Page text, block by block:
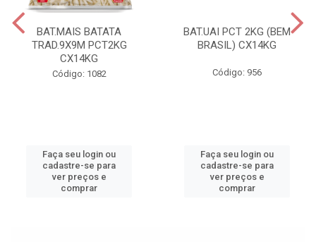
BAT.MAIS BATATA
TRAD.9X9M PCT2KG
CX14KG
Código: 1082
Faça seu login ou
cadastre-se para
ver preços e
comprar
BAT.UAI PCT 2KG (BEM
BRASIL) CX14KG
Código: 956
Faça seu login ou
cadastre-se para
ver preços e
comprar